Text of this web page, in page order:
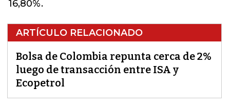
16,80%.
ARTÍCULO RELACIONADO
Bolsa de Colombia repunta cerca de 2%
luego de transacción entre ISA y
Ecopetrol